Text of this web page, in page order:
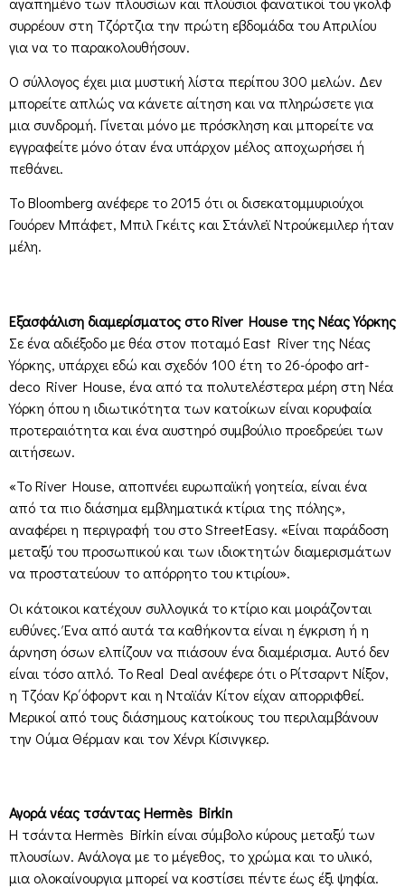
συρρέουν στη Τζόρτζια την πρώτη εβδομάδα του Απριλίου
για να το παρακολουθήσουν.
Ο σύλλογος έχει μια μυστική λίστα περίπου 300 μελών. Δεν
μπορείτε απλώς να κάνετε αίτηση και να πληρώσετε για
μια συνδρομή. Γίνεται μόνο με πρόσκληση και μπορείτε να
εγγραφείτε μόνο όταν ένα υπάρχον μέλος αποχωρήσει ή
πεθάνει.
Το Bloomberg ανέφερε το 2015 ότι οι δισεκατομμυριούχοι
Γουόρεν Μπάφετ, Μπιλ Γκέιτς και Στάνλεϊ Ντρούκεμιλερ ήταν
μέλη.
Εξασφάλιση διαμερίσματος στο River House της Νέας Υόρκης
Σε ένα αδιέξοδο με θέα στον ποταμό East River της Νέας
Υόρκης, υπάρχει εδώ και σχεδόν 100 έτη το 26-όροφο art-
deco River House, ένα από τα πολυτελέστερα μέρη στη Νέα
Υόρκη όπου η ιδιωτικότητα των κατοίκων είναι κορυφαία
προτεραιότητα και ένα αυστηρό συμβούλιο προεδρεύει των
αιτήσεων.
«Το River House, αποπνέει ευρωπαϊκή γοητεία, είναι ένα
από τα πιο διάσημα εμβληματικά κτίρια της πόλης»,
αναφέρει η περιγραφή του στο StreetEasy. «Είναι παράδοση
μεταξύ του προσωπικού και των ιδιοκτητών διαμερισμάτων
να προστατεύουν το απόρρητο του κτιρίου».
Οι κάτοικοι κατέχουν συλλογικά το κτίριο και μοιράζονται
ευθύνες. Ένα από αυτά τα καθήκοντα είναι η έγκριση ή η
άρνηση όσων ελπίζουν να πιάσουν ένα διαμέρισμα. Αυτό δεν
είναι τόσο απλό. Το Real Deal ανέφερε ότι ο Ρίτσαρντ Νίξον,
η Τζόαν Κρ΄όφορντ και η Νταϊάν Κίτον είχαν απορριφθεί.
Μερικοί από τους διάσημους κατοίκους του περιλαμβάνουν
την Ούμα Θέρμαν και τον Χένρι Κίσινγκερ.
Αγορά νέας τσάντας Hermès Birkin
Η τσάντα Hermès Birkin είναι σύμβολο κύρους μεταξύ των
πλουσίων. Ανάλογα με το μέγεθος, το χρώμα και το υλικό,
μια ολοκαίνουργια μπορεί να κοστίσει πέντε έως έξι ψηφία.